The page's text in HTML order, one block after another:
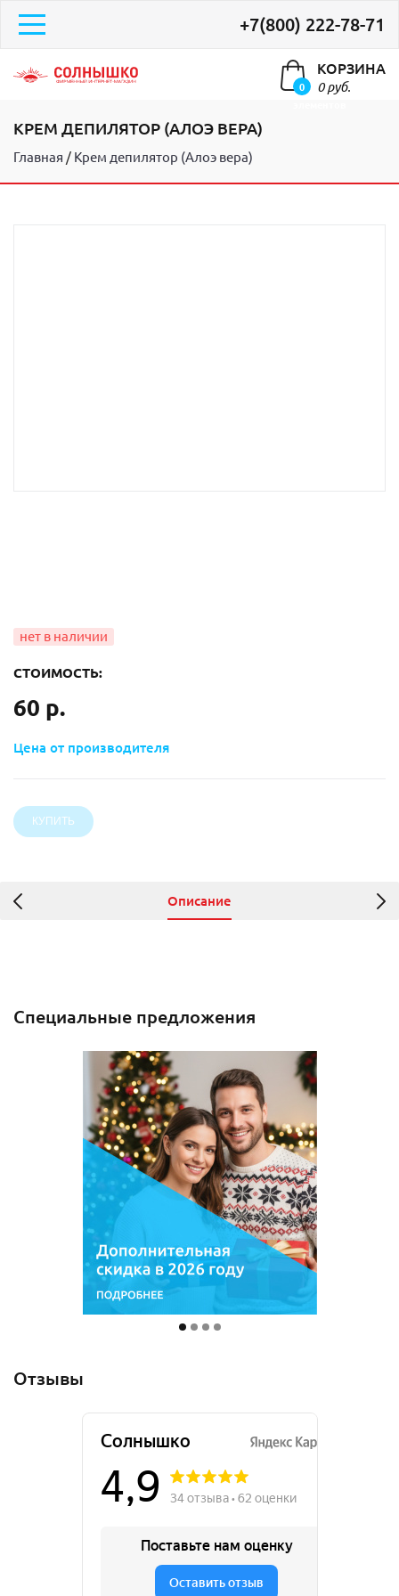
+7(800) 222-78-71
0
КОРЗИНА
0 руб.
КРЕМ ДЕПИЛЯТОР (АЛОЭ ВЕРА)
Главная Крем депилятор (Алоэ вера)
СТОИМОСТЬ:
60 р.
Цена от производителя
Описание
Специальные предложения
Отзывы